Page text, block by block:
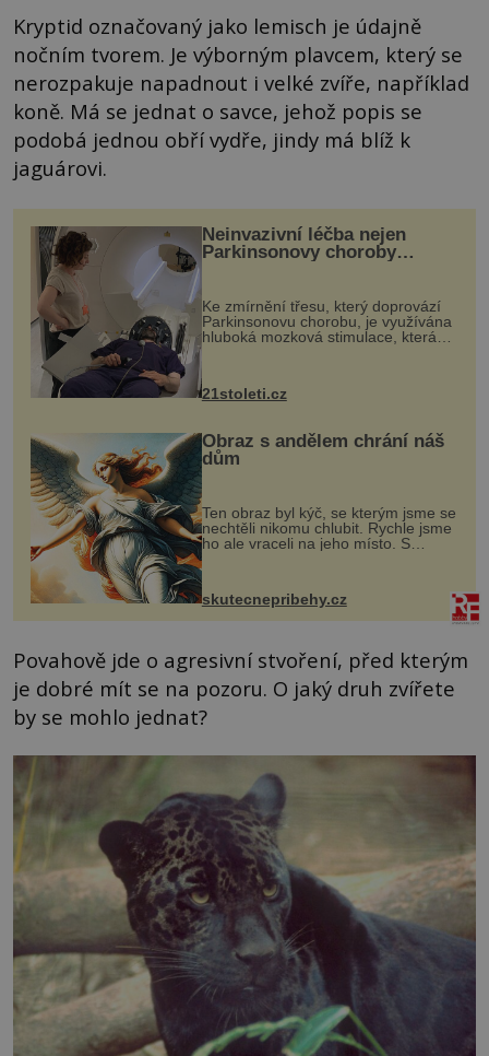
Kryptid označovaný jako lemisch je údajně
nočním tvorem. Je výborným plavcem, který se
nerozpakuje napadnout i velké zvíře, například
koně. Má se jednat o savce, jehož popis se
podobá jednou obří vydře, jindy má blíž k
jaguárovi.
Neinvazivní léčba nejen
Parkinsonovy choroby
Ke zmírnění třesu, který doprovází
Parkinsonovu chorobu, je využívána
hluboká mozková stimulace, která
však vyžaduje vysoce invazivní
k dostatečně přesnému zacílení ...
21stoleti.cz
Obraz s andělem chrání náš
dům
Ten obraz byl kýč, se kterým jsme se
nechtěli nikomu chlubit. Rychle jsme
ho ale vraceli na jeho místo. S
manželem Vaškem jsme si pořídili
chaloupku, takový domek na severu
Čech, kde jsme si naplánova...
skutecnepribehy.cz
Povahově jde o agresivní stvoření, před kterým
je dobré mít se na pozoru. O jaký druh zvířete
by se mohlo jednat?